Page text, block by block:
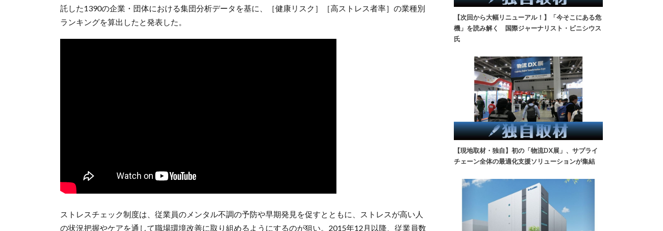
託した1390の企業・団体における集団分析データを基に、［健康リスク］［高ストレス者率］の業種別
ランキングを算出したと発表した。
ストレスチェック制度は、従業員のメンタル不調の予防や早期発見を促すとともに、ストレスが高い人
の状況把握やケアを通して職場環境改善に取り組めるようにするのが狙い。2015年12月以降、従業員数
【次回から大幅リニューアル！】「今そこにある危
機」を読み解く 国際ジャーナリスト・ビニシウス
氏
【現地取材・独自】初の「物流DX展」、サプライ
チェーン全体の最適化支援ソリューションが集結